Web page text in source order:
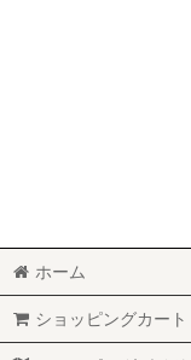
レスリング
RUGBY
MARTIAL WORLD
ホーム
ショッピングカート